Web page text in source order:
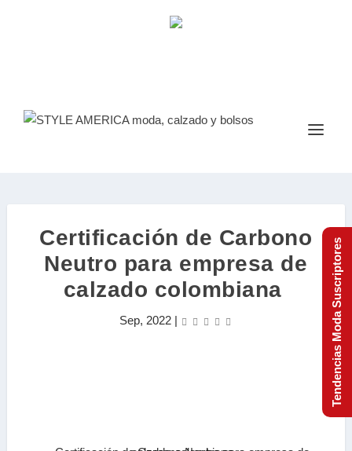
Certificación de Carbono
Neutro para empresa de
calzado colombiana
Sep, 2022| Tendencias Moda Suscriptores